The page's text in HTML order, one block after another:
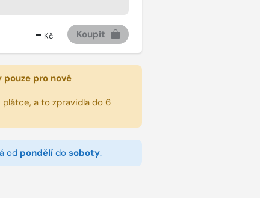
- Kč Koupit
pouze pro nové
a to zpravidla do 6
od pondělído soboty.